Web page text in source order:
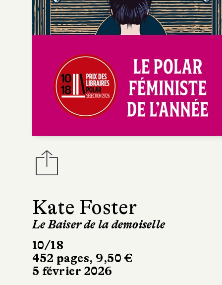
Kate Foster
Le Baiser de la demoiselle
10/18
452 pages, 9,50 €
5 février 2026